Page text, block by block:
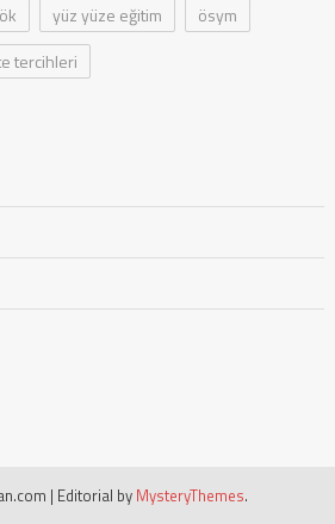
yüz yüze eğitim
ösym
tercihleri
| Editorial by MysteryThemes.